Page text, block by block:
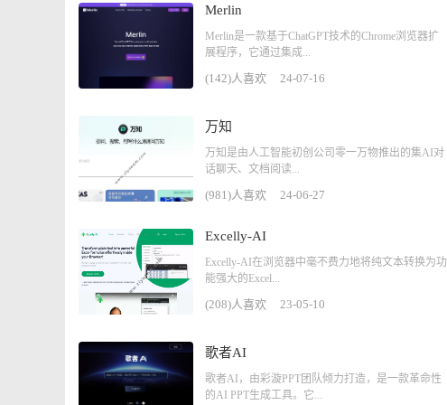
Merlin
Merlin是一款基于ChatGPT技术的Chrome浏览器扩
展程序，它通过集成...
(142)人喜欢 24-07-16
万知
万知是由人工智能初创公司零一万物推出的集AI对
话聊天、文档阅读...
(981)人喜欢 24-06-27
Excelly-AI
Excelly-AI在浏览器中毫不费力地将纯文本转换为功
能强大的Excel...
(208)人喜欢 23-05-10
歌者AI
歌者AI，由彩漩PPT团队倾力打造，是一款革命性
的AI PPT生成工具。它...